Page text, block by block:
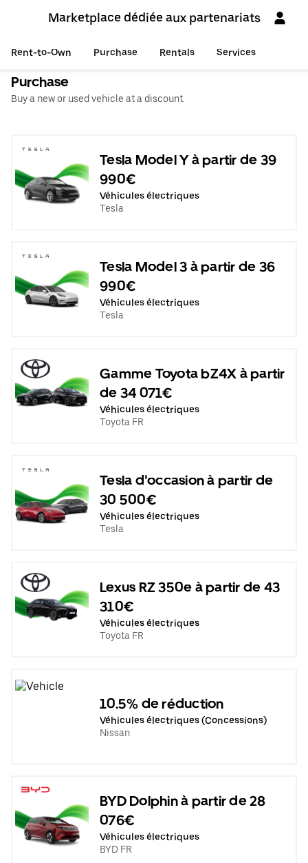
Marketplace dédiée aux partenariats
Rent-to-Own Purchase Rentals Services
Purchase
Buy a new or used vehicle at a discount.
Tesla Model Y à partir de 39
990€
Véhicules électriques
Tesla
Tesla Model 3 à partir de 36
990€
Véhicules électriques
Tesla
Gamme Toyota bZ4X à partir
de 34 071€
Véhicules électriques
Toyota FR
Tesla d'occasion à partir de
30 500€
Véhicules électriques
Tesla
Lexus RZ 350e à partir de 43
310€
Véhicules électriques
Toyota FR
10.5% de réduction
Véhicules électriques (Concessions)
Nissan
BYD Dolphin à partir de 28
076€
Véhicules électriques
BYD FR